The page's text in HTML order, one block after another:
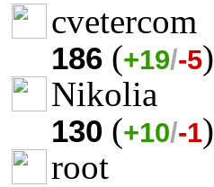
cvetercom
186 (+19/-5)
Nikolia
130 (+10/-1)
root